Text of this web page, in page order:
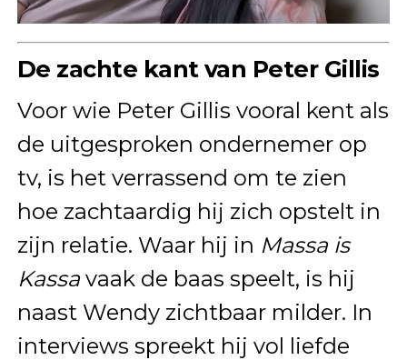
De zachte kant van Peter Gillis
Voor wie Peter Gillis vooral kent als
de uitgesproken ondernemer op
tv, is het verrassend om te zien
hoe zachtaardig hij zich opstelt in
zijn relatie. Waar hij in Massa is
Kassavaak de baas speelt, is hij
naast Wendy zichtbaar milder. In
interviews spreekt hij vol liefde